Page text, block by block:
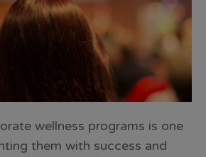
wellness programs is one
them with success and